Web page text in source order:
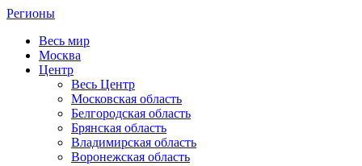
Регионы
Весь мир
Москва
Центр
Весь Центр
Московская область
Белгородская область
Брянская область
Владимирская область
Воронежская область